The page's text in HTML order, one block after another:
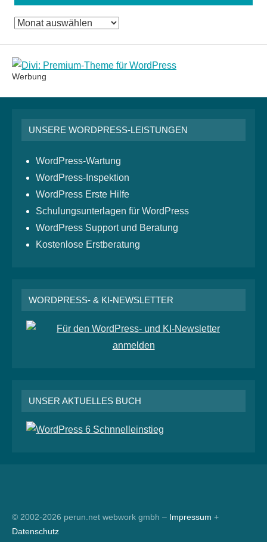
Das
Werbung
UNSERE WORDPRESS-LEISTUNGEN
WordPress-Wartung
WordPress-Inspektion
WordPress Erste Hilfe
Schulungsunterlagen für WordPress
WordPress Support und Beratung
Kostenlose Erstberatung
WORDPRESS- & KI-NEWSLETTER
UNSER AKTUELLES BUCH
© 2002-2026 perun.net webwork gmbh – Impressum +
Datenschutz